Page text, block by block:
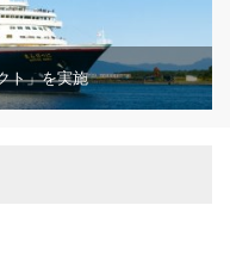
ト」を実施